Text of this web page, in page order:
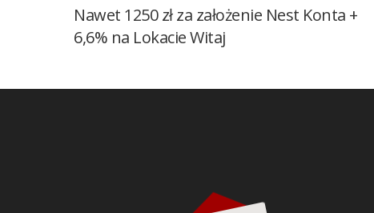
Nawet 1250 zł za założenie Nest Konta +
6,6% na Lokacie Witaj